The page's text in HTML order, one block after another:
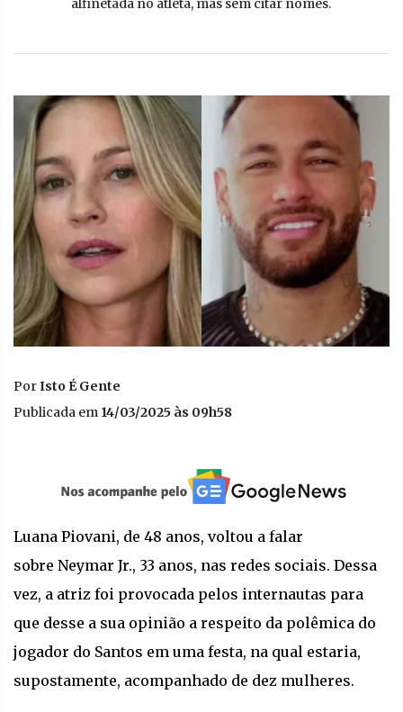
alfinetada no atleta, mas sem citar nomes.
PorIsto É Gente
Publicada em 14/03/2025 às 09h58
Luana Piovani, de 48 anos, voltou a falar
sobre Neymar Jr., 33 anos, nas redes sociais. Dessa
vez, a atriz foi provocada pelos internautas para
que desse a sua opinião a respeito da polêmica do
jogador do Santos em uma festa, na qual estaria,
supostamente, acompanhado de dez mulheres.